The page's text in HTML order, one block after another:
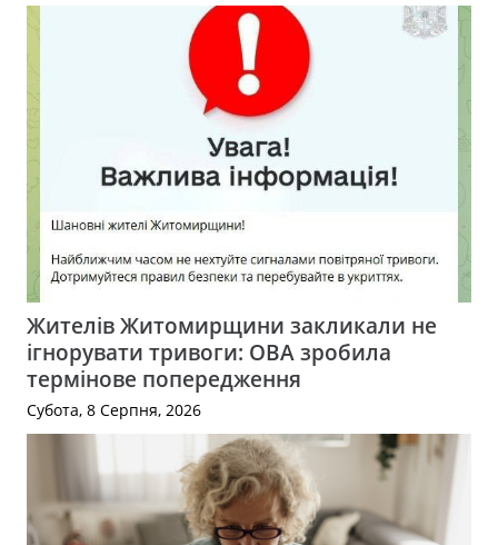
Жителів Житомирщини закликали не
ігнорувати тривоги: ОВА зробила
термінове попередження
Субота, 8 Серпня, 2026